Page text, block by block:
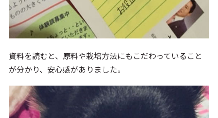
資料を読むと、原料や栽培方法にもこだわっていること
が分かり、安心感がありました。